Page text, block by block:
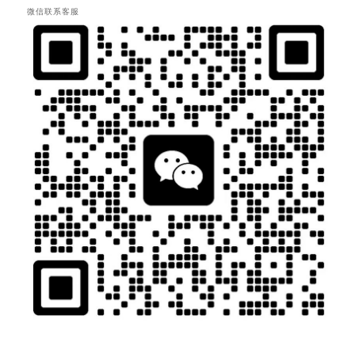
微信联系客服